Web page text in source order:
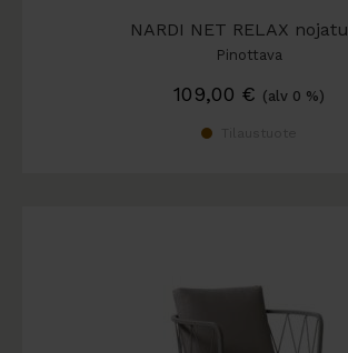
NARDI NET RELAX
Pinottava
109,00 € (alv 0 %)